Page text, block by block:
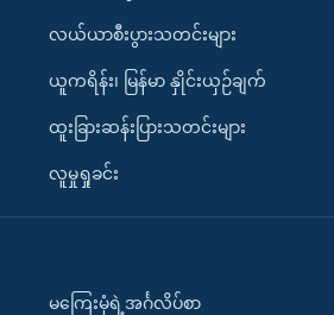
လယ်ယာစီးပွားသတင်းများ
ယူကရိန်း၊ မြန်မာ နှိုင်းယှဉ်ချက်
ထူးခြားဆန်းပြားသတင်းများ
လူမှုရှုခင်း
မကြေးမုံရဲ့အင်္ဂလိပ်စာ